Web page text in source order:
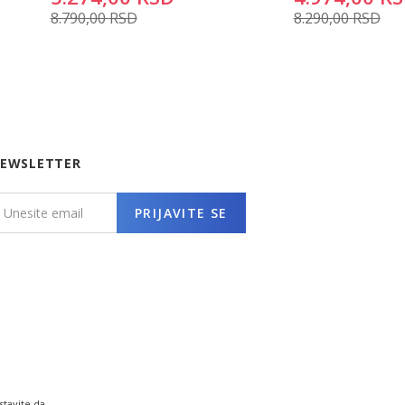
8.790,00RSD 8.290,00RSD
PRIJAVITE SE